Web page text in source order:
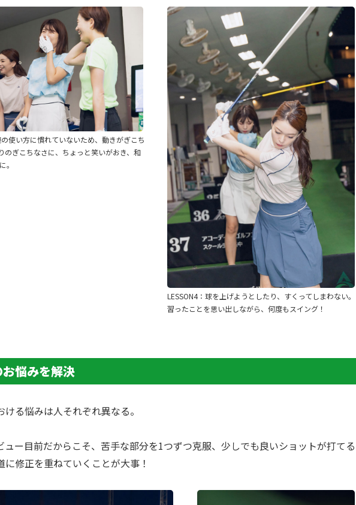
の使い方​に慣れ​ていないため、​動きがぎこち
のぎこちなさに、ちょっと笑いがおき、和
。
LESSON4：球を上げようとしたり、すくってしまわない。
習ったことを思い出しながら、何度もスイング！
悩みを解決
ける悩みは人それぞれ異な​る。
ュー目前だからこそ、苦手な​部分を1つずつ克服、少しでも良いショットが打てる
に修正を重ねていくことが大事！